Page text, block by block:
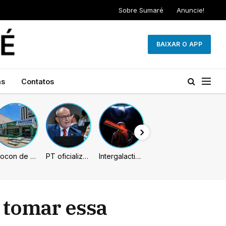
Sobre Sumaré Anuncie!
BAIXAR O APP
Contatos
Procon de Sumaré promove mutirão de renegociação de dívidas com bancos, empresas e concessionárias PT oficializa Contarato como candidato à reeleição ao Senado no ES Intergalactic: The Heretic Prophet pode chegar unicamente em 2027, indicam rumores
essa